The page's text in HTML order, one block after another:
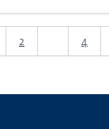
2 4